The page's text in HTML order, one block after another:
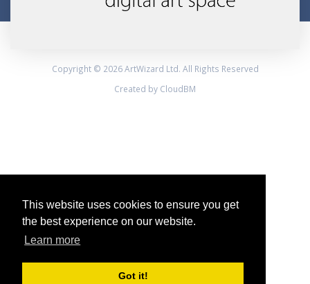
This website uses cookies to ensure you get
the best experience on our website.
Learn more
Got it!
Copyright © 2026 ArtWizard Ltd. All Rights Reserved
Created by CloudBM